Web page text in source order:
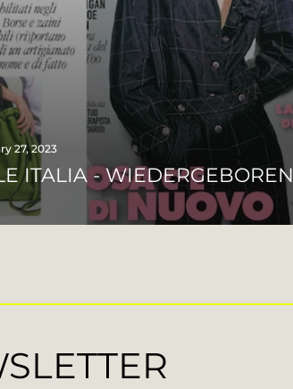
27, 2023
ITALIA - WIEDERGEBOREN